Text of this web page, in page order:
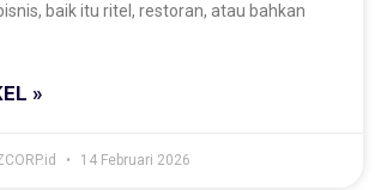
baik itu ritel, restoran, atau bahkan
»
14 Februari 2026